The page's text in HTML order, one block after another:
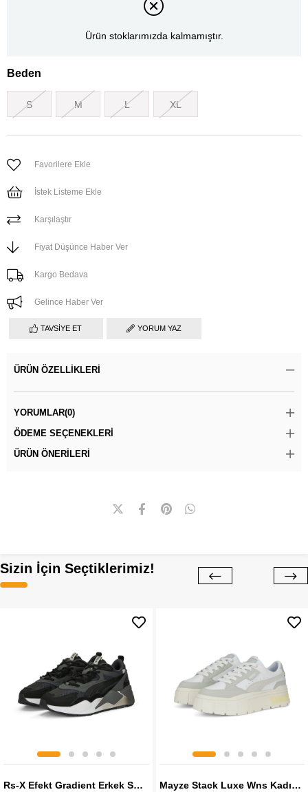
Ürün stoklarımızda kalmamıştır.
Beden
S M L XL
Favorilere Ekle
İstek Listeme Ekle
Karşılaştır
Fiyat Düşünce Haber Ver
Kargo Bedava
Gelince Haber Ver
TAVSIYE ET YORUM YAZ
ÜRÜN ÖZELLIKLERI
YORUMLAR(0)
ÖDEME SEÇENEKLERI
ÜRÜN ÖNERILERI
Sizin İçin Seçtiklerimiz!
Rs-X Efekt Gradient Erkek Sneaker Mayze Stack Luxe Wns Kadın Sneaker